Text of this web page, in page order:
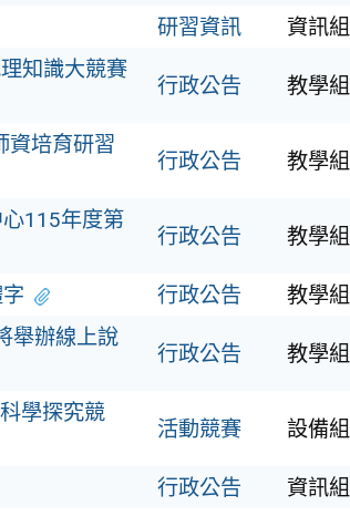
研習資訊 資訊組
知識大競賽
行政公告 教學組
資培育研習
行政公告 教學組
115年度第
行政公告 教學組
行政公告 教學組
舉辦線上說
行政公告 教學組
學探究競
活動競賽 設備組
行政公告 資訊組